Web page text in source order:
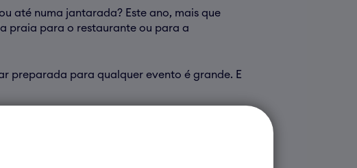
até numa jantarada? Este ano, mais que
praia para o restaurante ou para a
preparada para qualquer evento é grande. E